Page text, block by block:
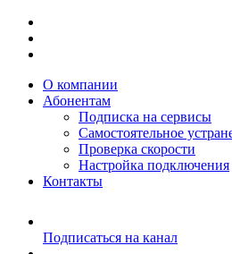
О компании
Абонентам
Подписка на сервисы
Самостоятельное
Проверка скорости
Настройка подключения
Контакты
Подписаться на канал